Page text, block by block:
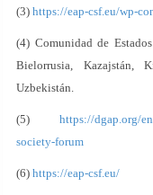
(3) https://eap-csf.eu/wp-
(4) Comunidad de
Bielorrusia, Kazajstán,
Uzbekistán.
(5) https://dgap.org/
society-forum
(6) https://eap-csf.eu/